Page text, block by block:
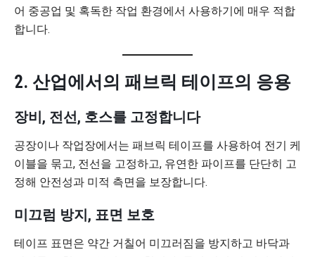
어 중공업 및 혹독한 작업 환경에서 사용하기에 매우 적합
합니다.
2. 산업에서의 패브릭 테이프의 응용
장비, 전선, 호스를 고정합니다
공장이나 작업장에서는 패브릭 테이프를 사용하여 전기 케
이블을 묶고, 전선을 고정하고, 유연한 파이프를 단단히 고
정해 안전성과 미적 측면을 보장합니다.
미끄럼 방지, 표면 보호
테이프 표면은 약간 거칠어 미끄러짐을 방지하고 바닥과